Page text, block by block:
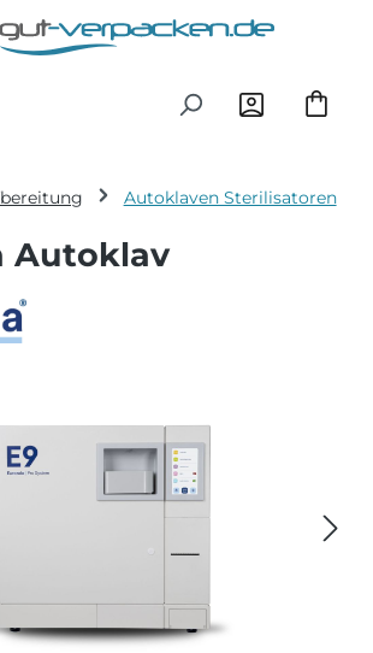
springen
Autoklaven Sterilisatoren
Autoklav